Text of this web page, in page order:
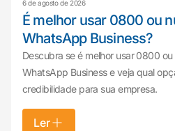
6 de agosto de 2026
É melhor usar 0800 ou
WhatsApp Business?
Descubra se é melhor usar 0800
WhatsApp Business e veja qual
credibilidade para sua empresa.
Ler